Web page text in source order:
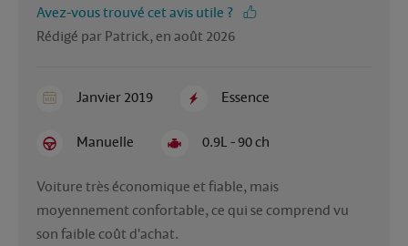
Avez-vous trouvé cet avis utile ?
Rédigé par Patrick, en août 2026
Janvier 2019 Essence
Manuelle 0.9L - 90 ch
Voiture très économique et fiable, mais
moyennement confortable, ce qui se comprend vu
son faible coût d'achat.